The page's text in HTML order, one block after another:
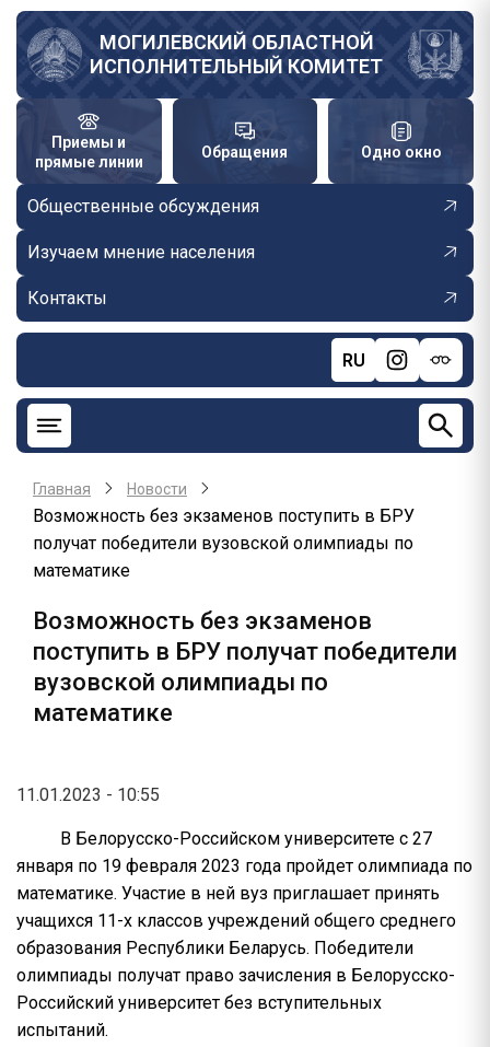
Перейти
основному
содержанию
МОГИЛЕВСКИЙ ОБЛАСТНОЙ
ИСПОЛНИТЕЛЬНЫЙ КОМИТЕТ
Приемы и
прямые линии
Обращения Одно окно
Общественные обсуждения
Изучаем мнение населения
Контакты
RU
Главная Новости
Возможность без экзаменов поступить в БРУ
получат победители вузовской олимпиады по
математике
Возможность без экзаменов
поступить в БРУ получат победители
вузовской олимпиады по
математике
11.01.2023 - 10:55
В Белорусско-Российском университете с 27
января по 19 февраля 2023 года пройдет олимпиада по
математике. Участие в ней вуз приглашает принять
учащихся 11-х классов учреждений общего среднего
образования Республики Беларусь. Победители
олимпиады получат право зачисления в Белорусско-
Российский университет без вступительных
испытаний.